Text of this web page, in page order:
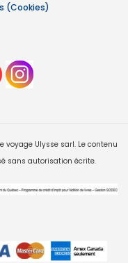
(Cookies)
voyage Ulysse sarl. Le contenu
sans autorisation écrite.